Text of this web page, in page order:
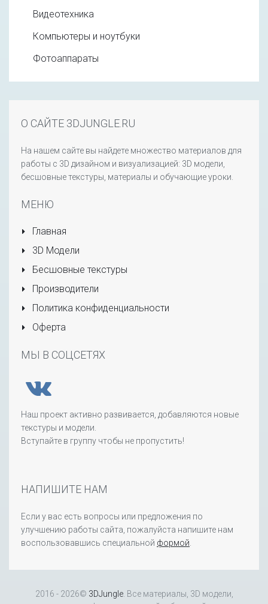
Видеотехника
Компьютеры и ноутбуки
Фотоаппараты
О САЙТЕ 3DJUNGLE.RU
На нашем сайте вы найдете множество материалов для
работы с 3D дизайном и визуализацией: 3D модели,
бесшовные текстуры, материалы и обучающие уроки.
МЕНЮ
Главная
3D Модели
Бесшовные текстуры
Производители
Политика конфиденциальности
Оферта
МЫ В СОЦСЕТЯХ
Наш проект активно развивается, добавляются новые
текстуры и модели.
Вступайте в группу чтобы не пропустить!
НАПИШИТЕ НАМ
Если у вас есть вопросы или предложения по
улучшению работы сайта, пожалуйста напишите нам
воспользовавшись специальной формой
2016 - 2026© 3DJungle. Все материалы, 3D модели,